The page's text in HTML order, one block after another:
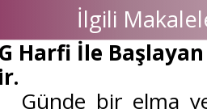
İlgili
Harfi İle
Günde bir elma